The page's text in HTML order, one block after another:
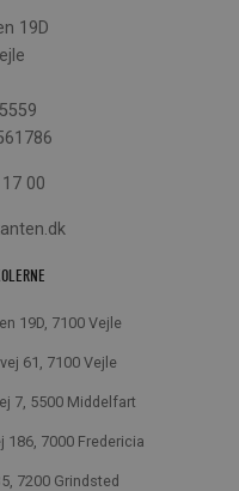
19D
00
19D, 7100 Vejle
61, 7100 Vejle
7, 5500 Middelfart
186, 7000 Fredericia
7200 Grindsted